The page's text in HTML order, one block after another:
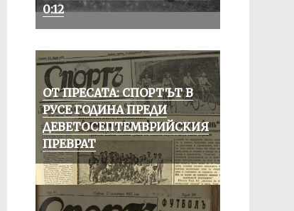
0:12
ОТ ПРЕСАТА: СПОРТЪТ В
РУСЕ ГОДИНА ПРЕДИ
ДЕВЕТОСЕПТЕМВРИЙСКИЯ
ПРЕВРАТ